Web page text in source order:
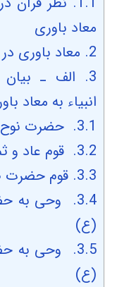
معاد باوری
2. معاد باوری
3.
الف ـ
انبیاء به معاد
3.1.
حضرت
3.2.
قوم عاد و
3.3. قوم حضرت
3.4.
وحی به
(ع)
3.5.
وحی به
(ع)